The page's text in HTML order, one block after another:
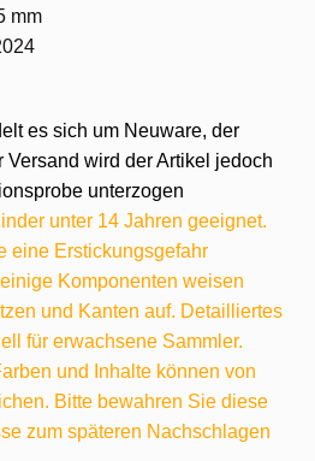
mm
es sich um Neuware, der
Versand wird der Artikel jedoch
unterzogen
unter 14 Jahren geeignet.
eine Erstickungsgefahr
Komponenten weisen
und Kanten auf. Detailliertes
für erwachsene Sammler.
und Inhalte können von
Bitte bewahren Sie diese
zum späteren Nachschlagen